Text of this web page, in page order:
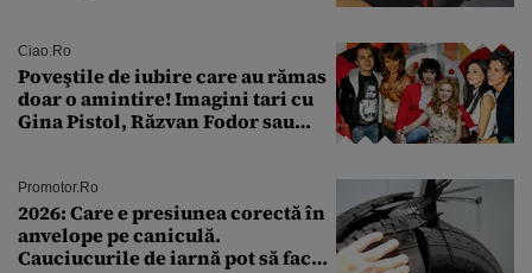
Ciao.ro
Poveştile de iubire care au rămas
doar o amintire! Imagini tari cu
Gina Pistol, Răzvan Fodor sau
Promotor.ro
2026: Care e presiunea corectă în
anvelope pe caniculă.
Cauciucurile de iarnă pot să facă